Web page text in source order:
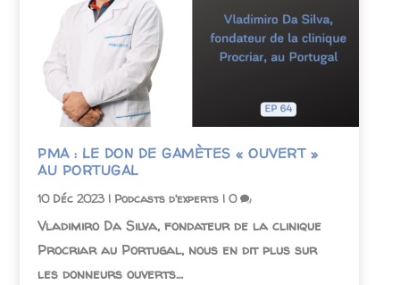
PMA : LE DON DE GAMÈTES « OUVERT »
AU PORTUGAL
10 Déc 2023 | Podcasts d'experts |0
Vladimiro Da Silva, fondateur de la clinique
Procriar au Portugal, nous en dit plus sur
les donneurs ouverts…